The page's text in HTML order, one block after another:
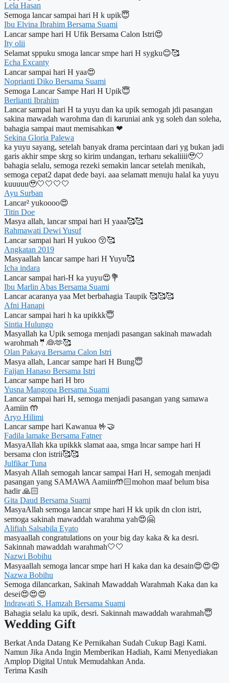
Lela Hasan
Semoga lancar sampai hari H k upik😇
Ibu Elvina Ibrahim Bersama Suami
Lancar sampe hari H Ufik Bersama Calon Istri😍
Ity olii
Selamat sppuku smoga lancar smpe hari H sygku😊🥰
Echa Excanty
Lancar sampai hari H yaa😍
Noprianti Diko Bersama Suami
Semoga Lancar Sampe Hari H Upik😇
Berlianti Ibrahim
Lancar sampai hari H ta yuyu dan ka upik semogah jdi pasangan
sakina mawadah warohma dan di karuniai ank yg soleh dan soleha,
bahagia sampai maut memisahkan ❤
Sekina Gloria Palewa
ka yuyu sayang, setelah banyak drama percintaan dari yg bukan jadi
garis akhir smpe skrg so kirim undangan, terharu sekaliiii🥹🤍
bahagia selalu, semoga rezeki semakin lancar setelah menikah,
semoga cepat2 dapat dede bayi. aaa selamatt menuju halal ka yuyu
kuuuuu🥹🤍🤍🤍🤍
Ayu Surban
Lancar² yukoooo😍
Titin Doe
Masya allah, lancar smpai hari H yaaa🥰🥰
Rahmawati Dewi Yusuf
Lancar sampai hari H yukoo 😚🥰
Angkatan 2019
Masyaallah lancar sampe hari H Yuyu🥰
Icha indara
Lancar sampai hari-H ka yuyu😍💐
Ibu Marlin Abas Bersama Suami
Lancar acaranya yaa Met berbahagia Taupik 🥰🥰🥰
Afni Hanapi
Lancar sampai hari h ka upikkk😇
Sintia Hulungo
Masyallah ka Upik semoga menjadi pasangan sakinah mawadah
warohmah🤵👰🫶🥰
Olan Pakaya Bersama Calon Istri
Masya allah, Lancar sampe hari H Bung😇
Faijan Hanaso Bersama Istri
Lancar sampe hari H bro
Yusna Mangopa Bersama Suami
Lancar sampai hari H, semoga menjadi pasangan yang samawa
Aamiin 🤲
Aryo Hilimi
Lancar sampe hari Kawanua 🤟🤝
Fadila lamake Bersama Fatner
MasyaAllah kka upikkk slamat aaa, smga lncar sampe hari H
bersama clon istrii🥰🥰
Julfikar Tuna
Masyah Allah semogah lancar sampai Hari H, semogah menjadi
pasangan yang SAMAWA Aamiin🤲🏻mohon maaf belum bisa
hadir 🙏🏻
Gita Daud Bersama Suami
MasyaAllah semoga lancar smpe hari H kk upik dn clon istri,
semoga sakinah mawaddah warahma yah😍🤗
Alifiah Salsabila Eyato
masyaallah congratulations on your big day kaka & ka desri.
Sakinnah mawaddah warahmah🤍🤍
Nazwi Bobihu
Masyaallah semoga lancar smpe hari H kaka dan ka desain😍😍😍
Nazwa Bobihu
Semoga dilancarkan, Sakinah Mawaddah Warahmah Kaka dan ka
desei😍😍😍
Indrawati S. Hamzah Bersama Suami
Bahagia selalu ka upik, desri. Sakinnah mawaddah warahmah😇
Wedding Gift
Berkat Anda Datang Ke Pernikahan Sudah Cukup Bagi Kami.
Namun Jika Anda Ingin Memberikan Hadiah, Kami Menyediakan
Amplop Digital Untuk Memudahkan Anda.
Terima Kasih